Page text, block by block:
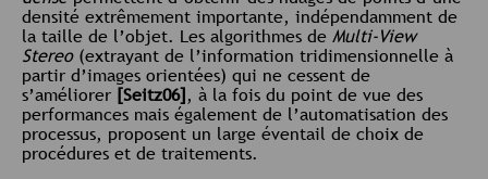
densité extrêmement importante, indépendamment de
la taille de l’objet. Les algorithmes de Multi-View
Stereo (extrayant de l’information tridimensionnelle à
partir d’images orientées) qui ne cessent de
s’améliorer [Seitz06] , à la fois du point de vue des
performances mais également de l’automatisation des
processus, proposent un large éventail de choix de
procédures et de traitements.